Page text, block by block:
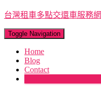
台灣租車多點交還車服務網
Toggle Navigation
Home
Blog
Contact